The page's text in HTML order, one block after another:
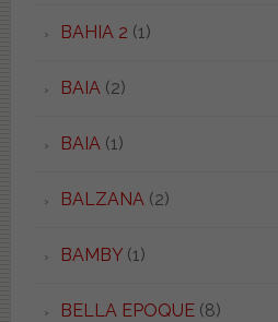
BAHIA 2 (1)
BAIA (2)
BAIA (1)
BALZANA (2)
BAMBY(1)
BELLA EPOQUE(8)